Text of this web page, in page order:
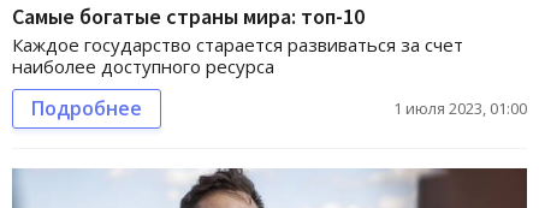
Самые богатые страны мира: топ-10
Каждое государство старается развиваться за счет
наиболее доступного ресурса
Подробнее 1 июля 2023, 01:00